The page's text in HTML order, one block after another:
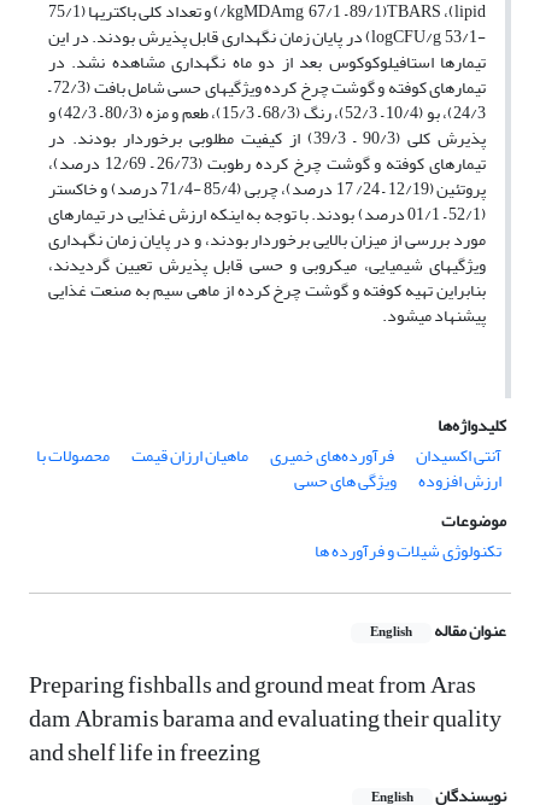
lipid)،TBARS
(89/1
–
mg
MDA
/kg) وتعداد کلی باکتری­ها (75/1
-53/1
logCFU/g
)در پایان زمان نگهداری قابل پذیرش بودند. در این
تیمارها استافیلوکوکوس بعد از دو ماه نگهداری مشاهده نشد. در
تیمارهای کوفته و گوشت چرخ کرده ویژگی­های حسیشامل بافت (72/3 –
24/3)، بو (10/4 –
–
– و
پذیرش کلی (90/3 – از کیفیت مطلوبی برخوردار بودند. در
تیمارهای کوفته و گوشت چرخ کرده رطوبت (26/73 – 12/69 درصد)،
پروتئین (12/19 –24/ 17 درصد)، چربی (85/4 -71/4 درصد) و خاکستر
(52
/1
– . با توجه به این­که ارزش غذایی در تیمارهای
مورد بررسی از میزان بالایی برخوردار بودند، و در پایان زمان نگهداری
ویژگی­های شیمیایی، میکروبی و حسی قابل پذیرش تعیین گردیدند،
بنابراین تهیه کوفته و گوشت چرخ کرده از ماهی سیم به صنعت غذایی
پیشنهاد می­شود.
کلیدواژه‌ها
آنتی اکسیدان
فرآورده‌های خمیری ماهیان ارزان قیمت محصولات با
ارزش افزوده
ویژگی های حسی
موضوعات
تکنولوژی شیلات و فرآورده ها
عنوان مقاله English
Preparing fishballs and ground meat from Aras
dam Abramis barama and evaluating their quality
and shelf life in freezing
نویسندگان English